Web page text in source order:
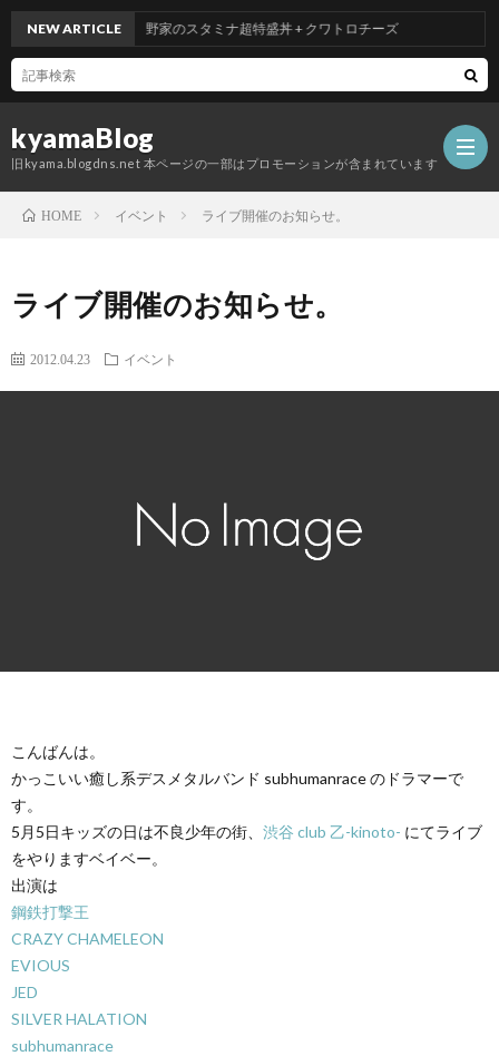
kyamaBlog
旧kyama.blogdns.net 本ページの一部はプロモーションが含まれています
NEW ARTICLE吉野家のスタミナ超特盛丼 + クワトロチーズ
HOME イベント ライブ開催のお知らせ。
ライブ開催のお知らせ。
2012.04.23 イベント
こんばんは。
かっこいい癒し系デスメタルバンド subhumanrace のドラマーで
す。
5月5日キッズの日は不良少年の街、 渋谷 club 乙-kinoto- にてライブ
をやりますベイベー。
出演は
鋼鉄打撃王
CRAZY CHAMELEON
EVIOUS
JED
SILVER HALATION
subhumanrace